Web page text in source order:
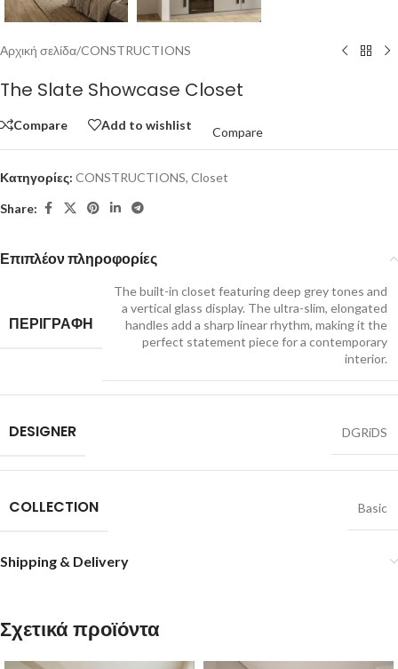
Αρχική σελίδα/CONSTRUCTIONS
The Slate Showcase Closet
Compare Add to wishlist
Compare
Κατηγορίες: CONSTRUCTIONS, Closet
Share:
Επιπλέον πληροφορίες
ΠΕΡΙΓΡΑΦΗ
The built-in closet featuring deep grey tones and
a vertical glass display. The ultra-slim, elongated
handles add a sharp linear rhythm, making it the
perfect statement piece for a contemporary
interior.
DESIGNER DGRiDS
COLLECTION Basic
Shipping & Delivery
Σχετικά προϊόντα